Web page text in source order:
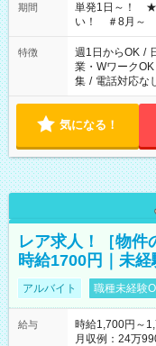
期間
単発1日～！ ★
い！ ＃8月～
特徴 週1日からOK /
業・WワークOK
集 / 電話対応な
気になる！
レア求人！［物件
時給1700円｜未
アルバイト 職種未経験
給与
時給1,700円～
月収例：24万9900円（